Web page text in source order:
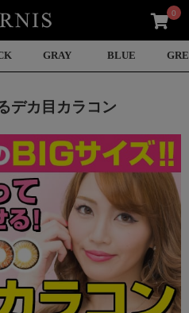
0
GRAY BLUE
デカ目カラコン